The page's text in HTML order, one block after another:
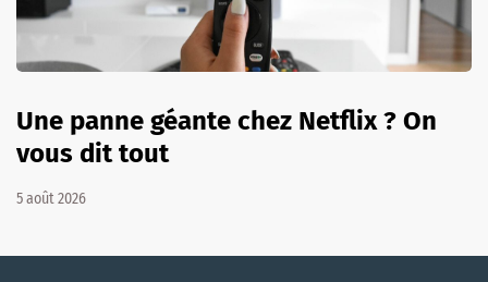
Une panne géante chez Netflix ? On
vous dit tout
5 août 2026